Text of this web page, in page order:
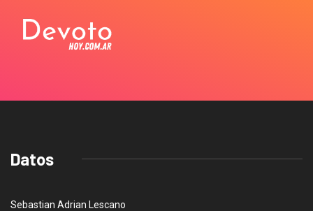
Datos
Sebastian Adrian Lescano